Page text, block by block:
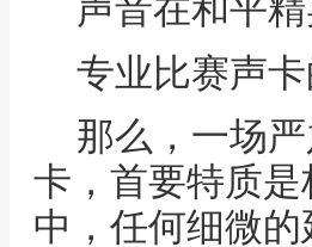
声音在和平
专业比赛声
那么，一场
卡，首要特质
中，任何细微